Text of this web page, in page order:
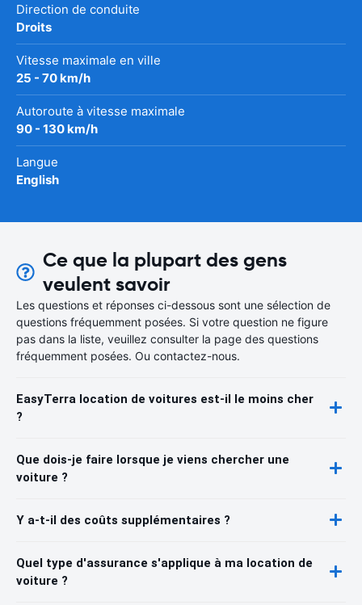
Direction de conduite
Droits
Vitesse maximale en ville
25 - 70 km/h
Autoroute à vitesse maximale
90 - 130 km/h
Langue
English
Ce que la plupart des gens
veulent savoir
Les questions et réponses ci-dessous sont une sélection de
questions fréquemment posées. Si votre question ne figure
pas dans la liste, veuillez consulter la page des questions
fréquemment posées. Ou contactez-nous.
EasyTerra location de voitures est-il le moins cher
?
Que dois-je faire lorsque je viens chercher une
voiture ?
Y a-t-il des coûts supplémentaires ?
Quel type d'assurance s'applique à ma location de
voiture ?